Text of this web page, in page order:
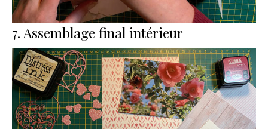
7. Assemblage final intérieur